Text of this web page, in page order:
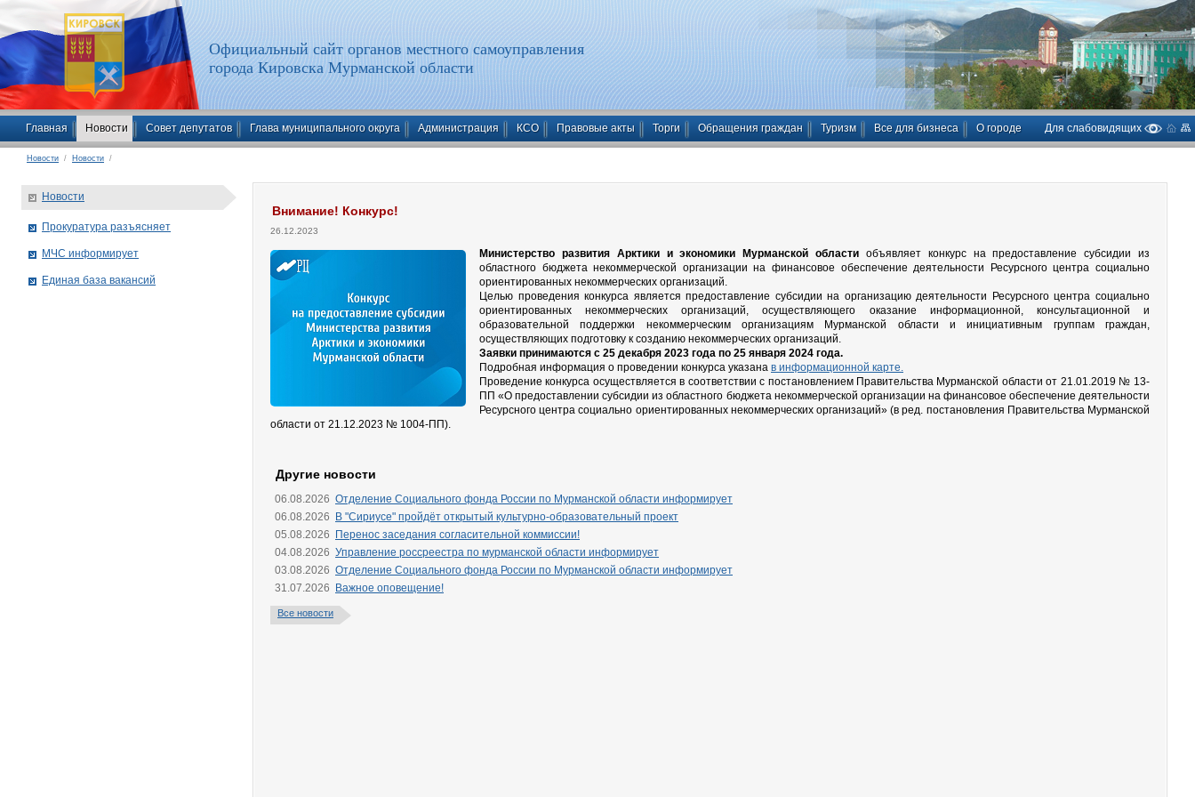
Официальный сайт органов местного самоуправления
города Кировска Мурманской области
Главная Новости Совет депутатов Глава муниципального округа Администрация КСО Правовые акты Торги Обращения граждан Туризм Все для бизнеса О городе Для слабовидящих
Новости / Новости /
Внимание! Конкурс!
26.12.2023
Министерство развития Арктики и экономики Мурманской области объявляет конкурс на предоставление субсидии из
областного бюджета некоммерческой организации на финансовое обеспечение деятельности Ресурсного центра социально
ориентированных некоммерческих организаций.
Целью проведения конкурса является предоставление субсидии на организацию деятельности Ресурсного центра социально
ориентированных некоммерческих организаций, осуществляющего оказание информационной, консультационной и
образовательной поддержки некоммерческим организациям Мурманской области и инициативным группам граждан,
осуществляющих подготовку к созданию некоммерческих организаций.
Заявки принимаются с 25 декабря 2023 года по 25 января 2024 года.
Подробная информация о проведении конкурса указана в информационной карте.
Проведение конкурса осуществляется в соответствии с постановлением Правительства Мурманской области от 21.01.2019 № 13-
ПП «О предоставлении субсидии из областного бюджета некоммерческой организации на финансовое обеспечение деятельности
Ресурсного центра социально ориентированных некоммерческих организаций» (в ред. постановления Правительства Мурманской
области от 21.12.2023 № 1004-ПП).
Другие новости
06.08.2026 Отделение Социального фонда России по Мурманской области информирует
06.08.2026
В "Сириусе" пройдёт открытый культурно-образовательный проект
05.08.2026
Перенос заседания согласительной коммиссии!
04.08.2026 Управление россреестра по мурманской области информирует
03.08.2026 Отделение Социального фонда России по Мурманской области информирует
31.07.2026
Важное оповещение!
Все новости
Новости
Прокуратура разъясняет
МЧС информирует
Единая база вакансий